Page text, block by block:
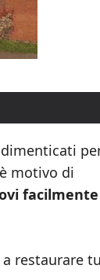
motivo di
facilmente
a restaurare